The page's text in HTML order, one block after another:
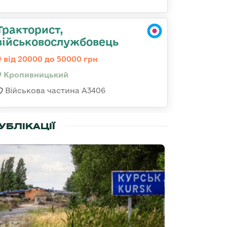
від 20000 до 50000 грн
Кропивницький
Військова частина А3406